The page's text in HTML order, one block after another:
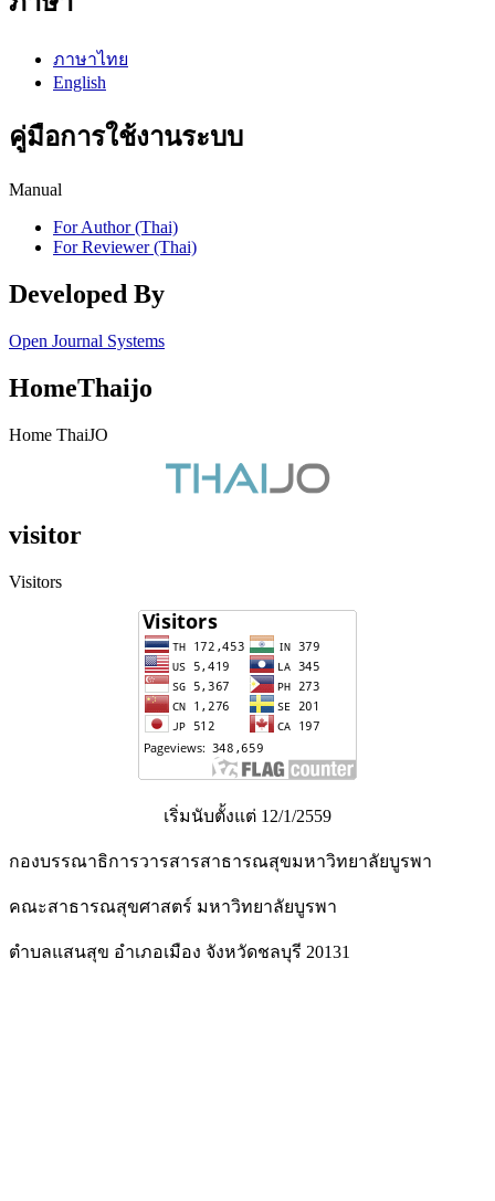
ภาษาไทย
English
คู่มือการใช้งานระบบ
Manual
For Author (Thai)
For Reviewer (Thai)
Developed By
Open Journal Systems
HomeThaijo
Home ThaiJO
visitor
Visitors
เริ่มนับตั้งแต่ 12/1/2559
กองบรรณาธิการวารสารสาธารณสุขมหาวิทยาลัยบูรพา
คณะสาธารณสุขศาสตร์ มหาวิทยาลัยบูรพา
ตำบลแสนสุข อำเภอเมือง จังหวัดชลบุรี 20131